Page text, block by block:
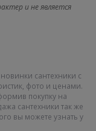
и не является
сантехники с
фото и ценами.
покупку на
сантехники так же
вы можете узнать у